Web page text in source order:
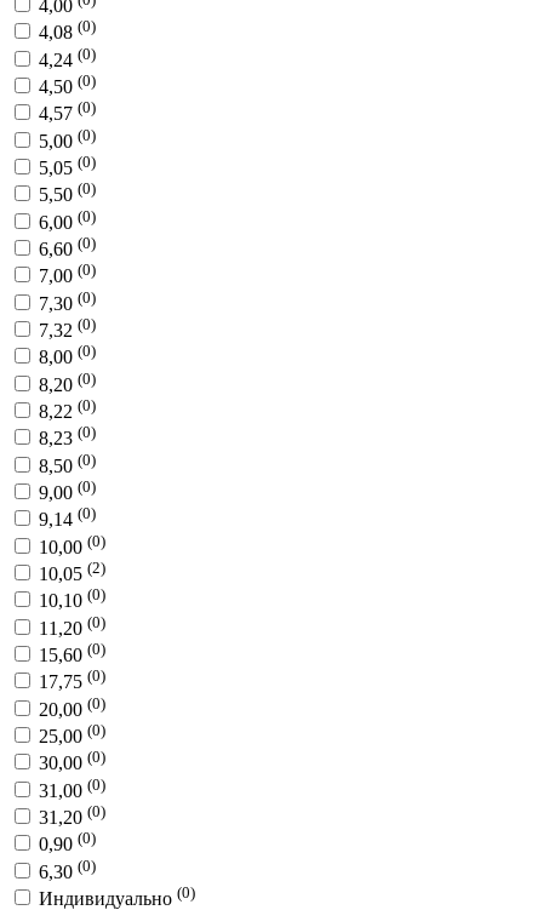
4,00
4,08 (0)
4,24 (0)
4,50 (0)
4,57 (0)
5,00 (0)
5,05 (0)
5,50 (0)
6,00 (0)
6,60 (0)
7,00 (0)
7,30 (0)
7,32 (0)
8,00 (0)
8,20 (0)
8,22 (0)
8,23 (0)
8,50 (0)
9,00 (0)
9,14 (0)
10,00 (0)
10,05 (2)
10,10 (0)
11,20 (0)
15,60 (0)
17,75 (0)
20,00 (0)
25,00 (0)
30,00 (0)
31,00 (0)
31,20 (0)
0,90 (0)
6,30 (0)
Индивидуально (0)